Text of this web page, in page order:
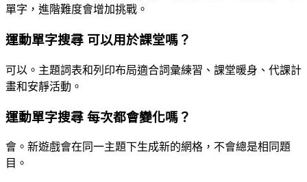
單字，進階難度會增加挑戰。
運動單字搜尋 可以用於課堂嗎？
可以。主題詞表和列印布局適合詞彙練習、課堂暖身、代課計
畫和安靜活動。
運動單字搜尋 每次都會變化嗎？
會。新遊戲會在同一主題下生成新的網格，不會總是相同題
目。